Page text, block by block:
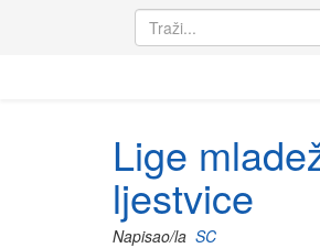
Lige
ljestvice
Napisao/la SC